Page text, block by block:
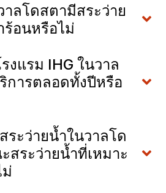
าลโดสตามีสระว่าย
อนหรือไม่
งแรม IHG ในวาล
การตลอดทั้งปีหรือ
ระว่ายน้ำในวาลโด
ระว่ายน้ำที่เหมาะ